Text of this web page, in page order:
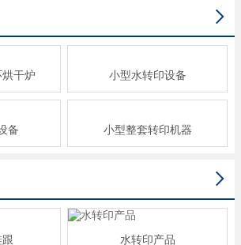

干炉 小型水转印设备
备 小型整套转印机器

水转印产品